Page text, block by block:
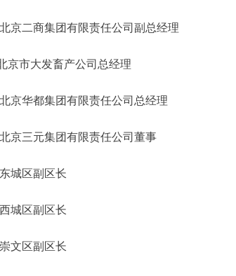
二商集团有限责任公司副总经理
市大发畜产公司总经理
华都集团有限责任公司总经理
三元集团有限责任公司董事
区副区长
区副区长
区副区长